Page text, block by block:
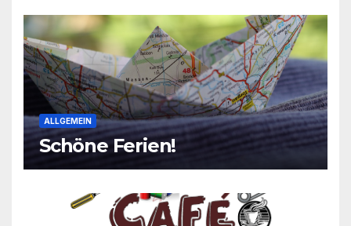
ALLGEMEIN
Schöne Ferien!